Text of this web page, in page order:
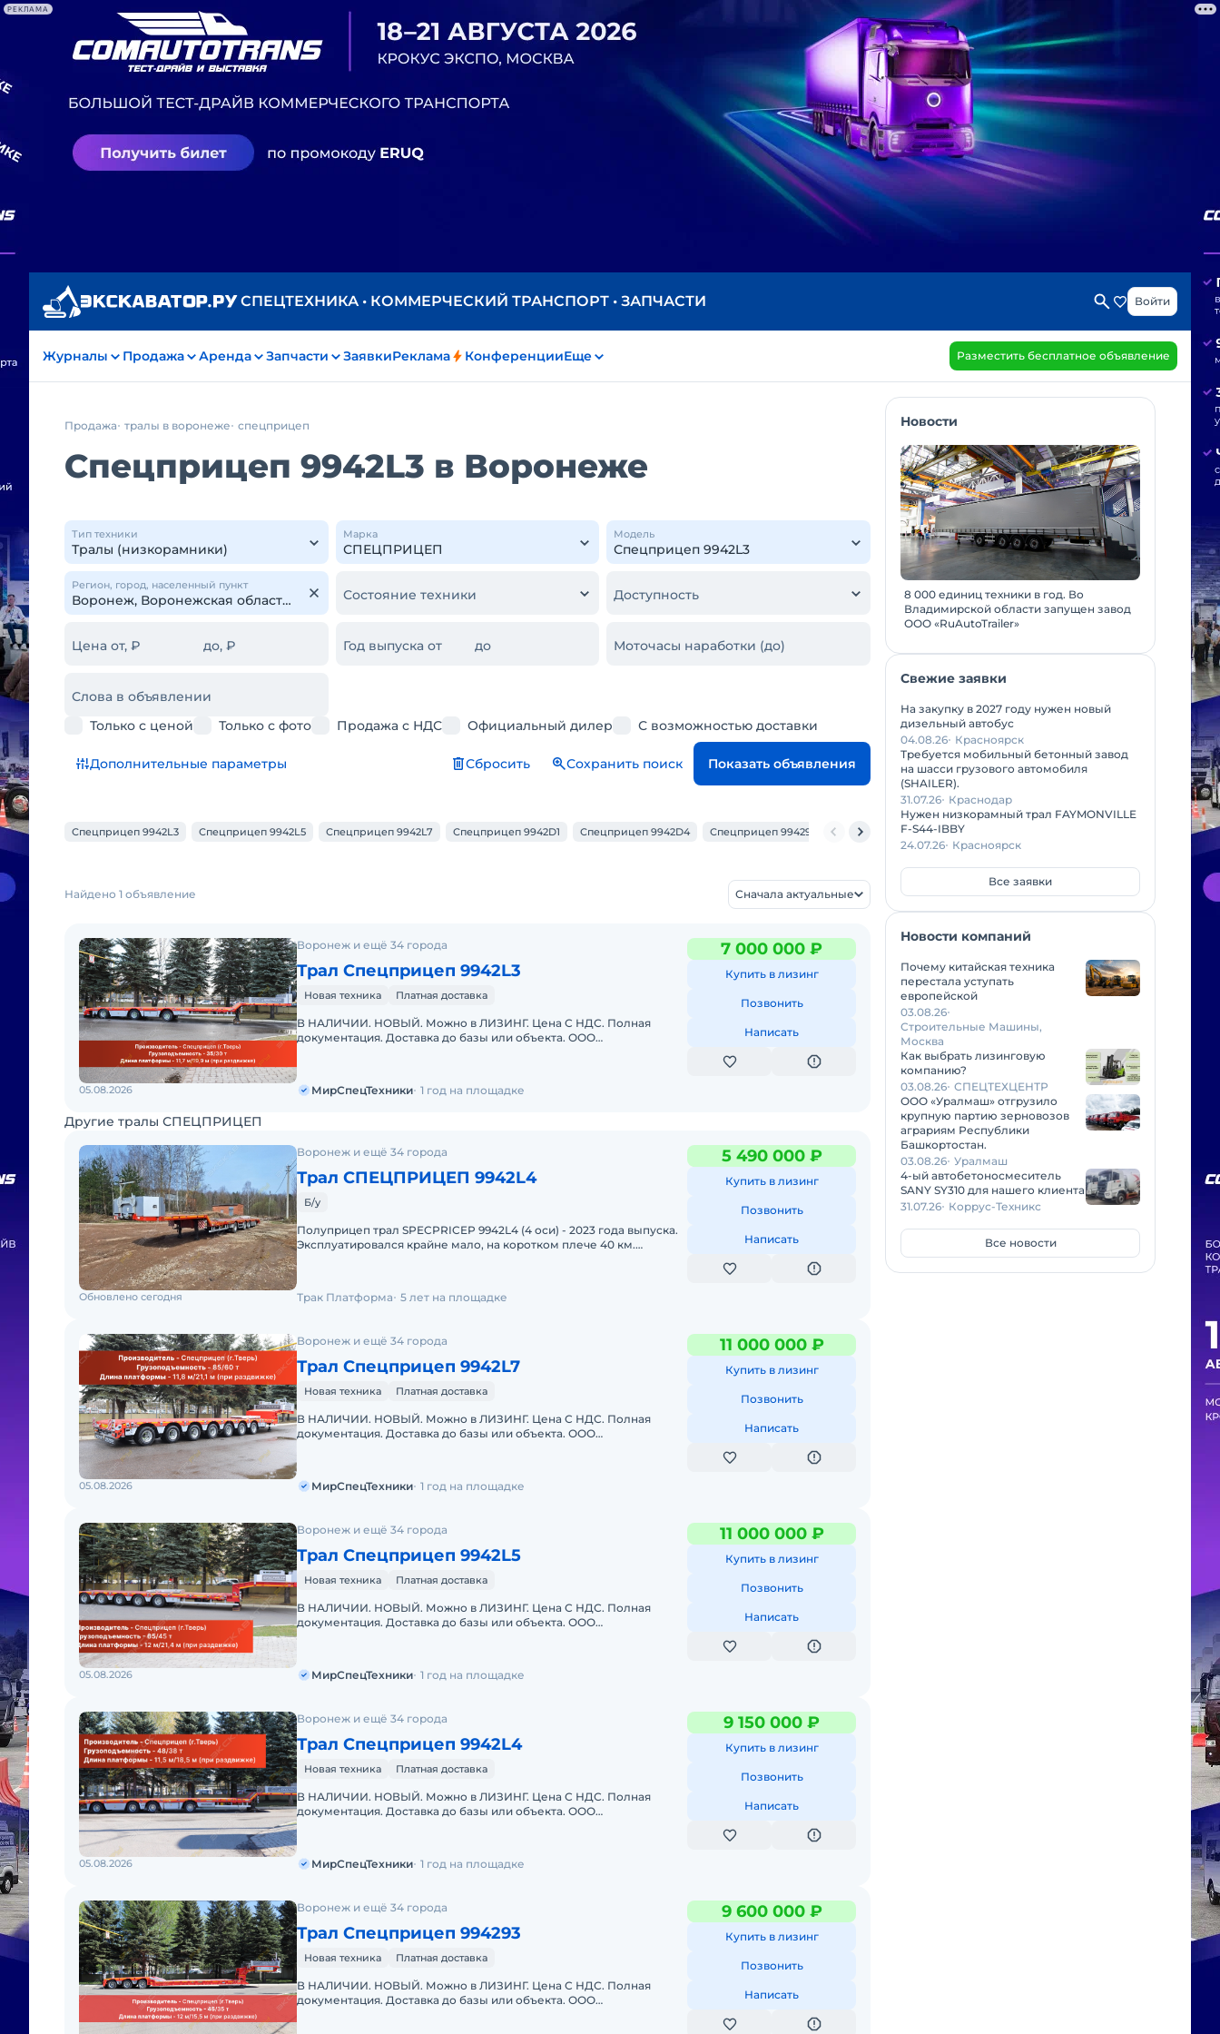
РЕКЛАМА
СПЕЦТЕХНИКА • КОММЕРЧЕСКИЙ ТРАНСПОРТ • ЗАПЧАСТИ Войти
Журналы Продажа Аренда Запчасти ЗаявкиРеклама КонференцииЕще Разместить бесплатное объявление
Продажа тралы в воронеже спецприцеп
Спецприцеп 9942L3 в Воронеже
Тип техники Марка Модель
Регион, город, населенный пункт
Состояние техники Доступность
Цена от, ₽ до, ₽ Год выпуска от до Моточасы наработки (до)
Слова в объявлении
Только с ценой
Только с фото Продажа с НДС Официальный дилер С возможностью доставки
Дополнительные параметры Сбросить Сохранить поиск Показать объявления
Спецприцеп 9942L3 Спецприцеп 9942L5 Спецприцеп 9942L7 Спецприцеп 9942D1 Спецприцеп 9942D4 Спецприцеп 994293 Спецприцеп 9942L4
Найдено 1 объявление Сначала актуальные
Воронеж и ещё 34 города
Трал Спецприцеп 9942L3
Новая техника Платная доставка
В НАЛИЧИИ. НОВЫЙ. Можно в ЛИЗИНГ. Цена С НДС. Полная
документация. Доставка до базы или объекта. ООО
7 000 000 ₽
Купить в лизинг
Позвонить
Написать
05.08.2026 МирСпецТехники 1 год на площадке
Другие тралы СПЕЦПРИЦЕП
Воронеж и ещё 34 города
Трал СПЕЦПРИЦЕП 9942L4
Б/у
Полуприцеп трал SPECPRICEP 9942L4 (4 оси) - 2023 года выпуска.
Эксплуатировался крайне мало, на коротком плече 40 км.
5 490 000 ₽
Купить в лизинг
Позвонить
Написать
Обновлено сегодня Трак Платформа 5 лет на площадке
Воронеж и ещё 34 города
Трал Спецприцеп 9942L7
Новая техника Платная доставка
В НАЛИЧИИ. НОВЫЙ. Можно в ЛИЗИНГ. Цена С НДС. Полная
документация. Доставка до базы или объекта. ООО
11 000 000 ₽
Купить в лизинг
Позвонить
Написать
05.08.2026 МирСпецТехники 1 год на площадке
Воронеж и ещё 34 города
Трал Спецприцеп 9942L5
Новая техника Платная доставка
В НАЛИЧИИ. НОВЫЙ. Можно в ЛИЗИНГ. Цена С НДС. Полная
документация. Доставка до базы или объекта. ООО
11 000 000 ₽
Купить в лизинг
Позвонить
Написать
05.08.2026 МирСпецТехники 1 год на площадке
Воронеж и ещё 34 города
Трал Спецприцеп 9942L4
Новая техника Платная доставка
В НАЛИЧИИ. НОВЫЙ. Можно в ЛИЗИНГ. Цена С НДС. Полная
документация. Доставка до базы или объекта. ООО
9 150 000 ₽
Купить в лизинг
Позвонить
Написать
05.08.2026 МирСпецТехники 1 год на площадке
Воронеж и ещё 34 города
Трал Спецприцеп 994293
Новая техника Платная доставка
В НАЛИЧИИ. НОВЫЙ. Можно в ЛИЗИНГ. Цена С НДС. Полная
документация. Доставка до базы или объекта. ООО
9 600 000 ₽
Купить в лизинг
Позвонить
Написать
Новости
8 000 единиц техники в год. Во
Владимирской области запущен завод
ООО «RuAutoTrailer»
Свежие заявки
На закупку в 2027 году нужен новый
дизельный автобус
04.08.26 Красноярск
Требуется мобильный бетонный завод
на шасси грузового автомобиля
(SHAILER).
31.07.26 Краснодар
Нужен низкорамный трал FAYMONVILLE
F-S44-IBBY
24.07.26 Красноярск
Все заявки
Новости компаний
Почему китайская техника
перестала уступать
европейской
03.08.26
Строительные Машины,
Москва
Как выбрать лизинговую
компанию?
03.08.26 СПЕЦТЕХЦЕНТР
ООО «Уралмаш» отгрузило
крупную партию зерновозов
аграриям Республики
Башкортостан.
03.08.26 Уралмаш
4-ый автобетоносмеситель
SANY SY310 для нашего клиента
31.07.26 Коррус-Техникс
Все новости